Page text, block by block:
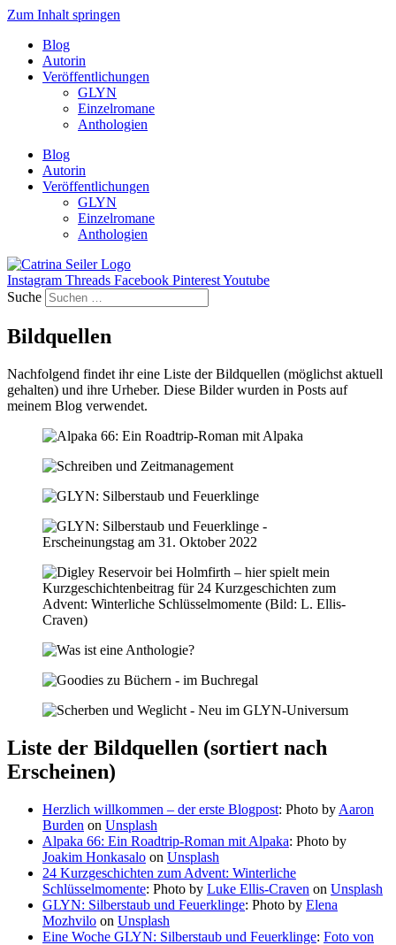
Zum Inhalt springen
Blog
Autorin
Veröffentlichungen
GLYN
Einzelromane
Anthologien
Blog
Autorin
Veröffentlichungen
GLYN
Einzelromane
Anthologien
Instagram Threads Facebook PinterestYoutube
Suche
Bildquellen
Nachfolgend findet ihr eine Liste der Bildquellen (möglichst aktuell
gehalten) und ihre Urheber. Diese Bilder wurden in Posts auf
meinem Blog verwendet.
Liste der Bildquellen (sortiert nach
Erscheinen)
Herzlich willkommen – der erste Blogpost: Photo by Aaron
Burden on Unsplash
Alpaka 66: Ein Roadtrip-Roman mit Alpaka: Photo by
Joakim Honkasalo on Unsplash
24 Kurzgeschichten zum Advent: Winterliche
Schlüsselmomente: Photo by Luke Ellis-Craven on Unsplash
GLYN: Silberstaub und Feuerklinge: Photo by Elena
Mozhvilo on Unsplash
Eine Woche GLYN: Silberstaub und Feuerklinge: Foto von